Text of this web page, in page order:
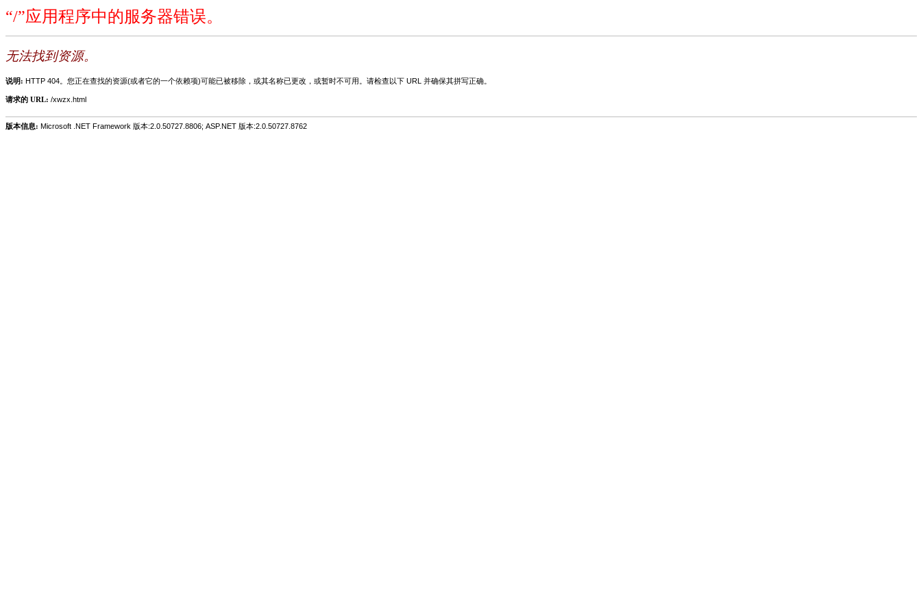
“/”应用程序中的服务器错误。
无法找到资源。
说明: HTTP 404。您正在查找的资源(或者它的一个依赖项)可能已被移除，或其名称已更改，或暂时不可用。请检查以下 URL 并确保其拼写正确。
请求的 URL: /xwzx.html
版本信息: Microsoft .NET Framework 版本:2.0.50727.8806; ASP.NET 版本:2.0.50727.8762